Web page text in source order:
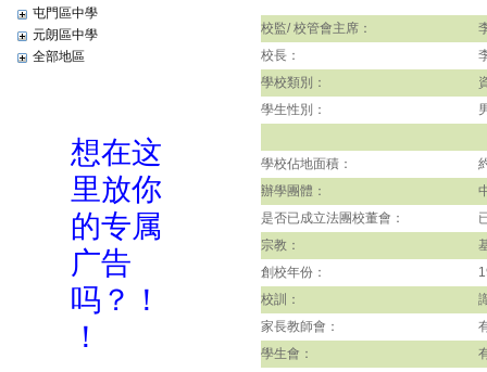
屯門區中學
元朗區中學
全部地區
校監/ 校管會主席：
校長：
學校類別：
學生性別：
學校佔地面積：
辦學團體：
是否已成立法團校董會：
宗教：
創校年份：
校訓：
家長教師會：
學生會：